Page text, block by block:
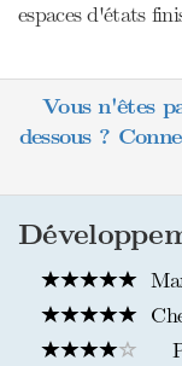
espaces d'états
Vous n'êtes
dessous ?